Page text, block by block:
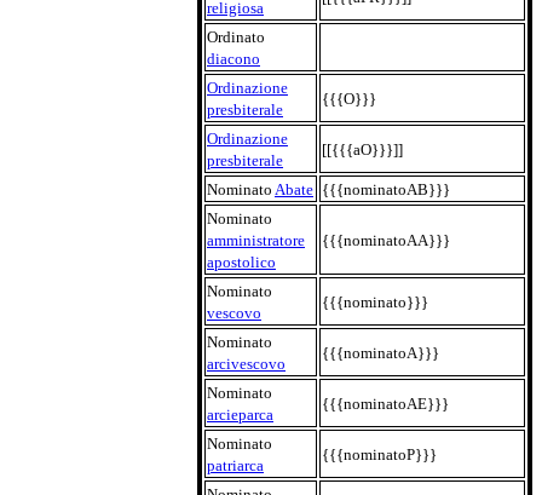
religiosa
Ordinato
diacono
Ordinazione
presbiterale
{{{O}}}
Ordinazione
presbiterale
[[{{{aO}}}]]
Nominato Abate {{{nominatoAB}}}
Nominato
amministratore
apostolico
{{{nominatoAA}}}
Nominato
vescovo
{{{nominato}}}
Nominato
arcivescovo
{{{nominatoA}}}
Nominato
arcieparca
{{{nominatoAE}}}
Nominato
patriarca
{{{nominatoP}}}